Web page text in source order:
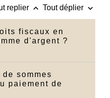
replier keyboard_arrow_up Tout déplier keyboard_arrow_down
fiscaux en
d'argent ?
sommes
paiement de